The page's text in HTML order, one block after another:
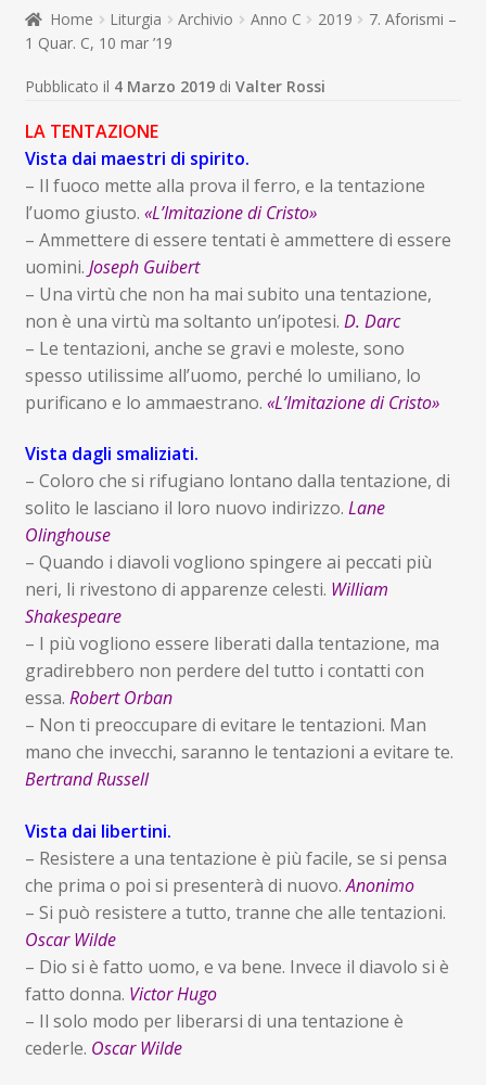
Contatti
Don Bosco
Home Liturgia Archivio Anno C 2019
7. Aforismi –
1 Quar. C, 10 mar ’19
Pubblicato il 4 Marzo 2019 di Valter Rossi
LA TENTAZIONE
Vista dai maestri di spirito.
– Il fuoco mette alla prova il ferro, e la tentazione
l’uomo giusto. «L’Imitazione di Cristo»
– Ammettere di essere tentati è ammettere di essere
uomini. Joseph Guibert
– Una virtù che non ha mai subito una tentazione,
non è una virtù ma soltanto un’ipotesi. D. Darc
– Le tentazioni, anche se gravi e moleste, sono
spesso utilissime all’uomo, perché lo umiliano, lo
purificano e lo ammaestrano. «L’Imitazione di Cristo»
Vista dagli smaliziati.
– Coloro che si rifugiano lontano dalla tentazione, di
solito le lasciano il loro nuovo indirizzo. Lane
Olinghouse
– Quando i diavoli vogliono spingere ai peccati più
neri, li rivestono di apparenze celesti. William
Shakespeare
– I più vogliono essere liberati dalla tentazione, ma
gradirebbero non perdere del tutto i contatti con
essa. Robert Orban
– Non ti preoccupare di evitare le tentazioni. Man
mano che invecchi, saranno le tentazioni a evitare te.
Bertrand Russell
Vista dai libertini.
– Resistere a una tentazione è più facile, se si pensa
che prima o poi si presenterà di nuovo.Anonimo
– Si può resistere a tutto, tranne che alle tentazioni.
Oscar Wilde
– Dio si è fatto uomo, e va bene. Invece il diavolo si è
fatto donna. Victor Hugo
– Il solo modo per liberarsi di una tentazione è
cederle. Oscar Wilde